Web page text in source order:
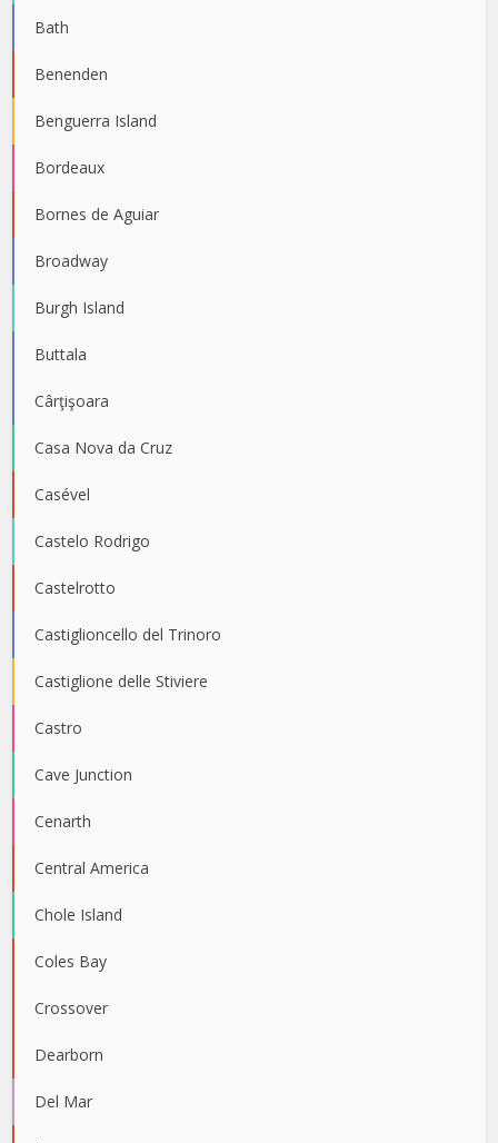
Bath
Benenden
Benguerra Island
Bordeaux
Bornes de Aguiar
Broadway
Burgh Island
Buttala
Cârţişoara
Casa Nova da Cruz
Casével
Castelo Rodrigo
Castelrotto
Castiglioncello del Trinoro
Castiglione delle Stiviere
Castro
Cave Junction
Cenarth
Central America
Chole Island
Coles Bay
Crossover
Dearborn
Del Mar